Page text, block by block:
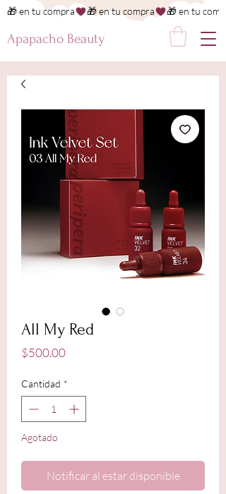
Apapacho Beauty
🎁 en tu compra
All My Red
$500.00Precio
Cantidad *
Agotado
Notificar al estar disponible